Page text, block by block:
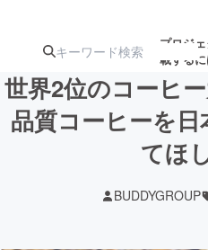
プロジ
載する
注目の新着
世界2位のコーヒ
品質コーヒーを
てほ
BUDDYGROUP